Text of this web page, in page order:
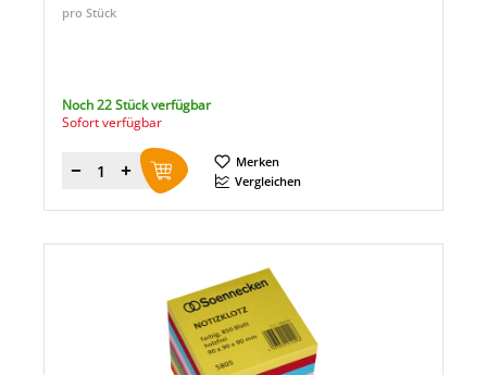
pro Stück
Noch 22 Stück verfügbar
Sofort verfügbar
Menge
Merken
Vergleichen